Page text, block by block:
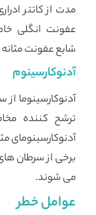
مدت از کاتتر
عفونت انگلی
شایع عفونت
آدنوکارسینوم
آدنوکارسینوما
ترشح کننده
آدنوکارسینومای
برخی از سرطان
می شوند.
عوامل خطر